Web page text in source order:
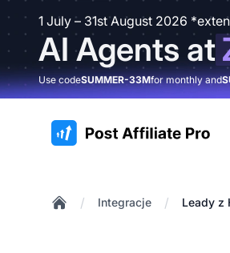
1 July – 31st August 2026
AI Agents at
Use codeSUMMER-33Mfor monthly and
:site.title
/ Integracje / Leady z